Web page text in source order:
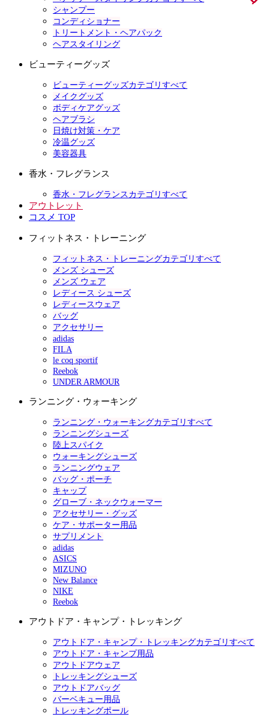
シャンプー
コンディショナー
トリートメント・ヘアパック
ヘアスタイリング
ビューティーグッズ
ビューティーグッズカテゴリすべて
メイクグッズ
ボディケアグッズ
ヘアブラシ
日焼け対策・ケア
冷温グッズ
美容器具
香水・フレグランス
香水・フレグランスカテゴリすべて
アウトレット
コスメ TOP
フィットネス・トレーニング
フィットネス・トレーニングカテゴリすべて
メンズ シューズ
メンズ ウェア
レディース シューズ
レディースウェア
バッグ
アクセサリー
adidas
FILA
le coq sportif
Reebok
UNDER ARMOUR
ランニング・ウォーキング
ランニング・ウォーキングカテゴリすべて
ランニングシューズ
陸上スパイク
ウォーキングシューズ
ランニングウェア
バッグ・ポーチ
キャップ
グローブ・ネックウォーマー
アクセサリー・グッズ
ケア・サポーター用品
サプリメント
adidas
ASICS
MIZUNO
New Balance
NIKE
Reebok
アウトドア・キャンプ・トレッキング
アウトドア・キャンプ・トレッキングカテゴリすべて
アウトドア・キャンプ用品
アウトドアウェア
トレッキングシューズ
アウトドアバッグ
バーベキュー用品
トレッキングポール